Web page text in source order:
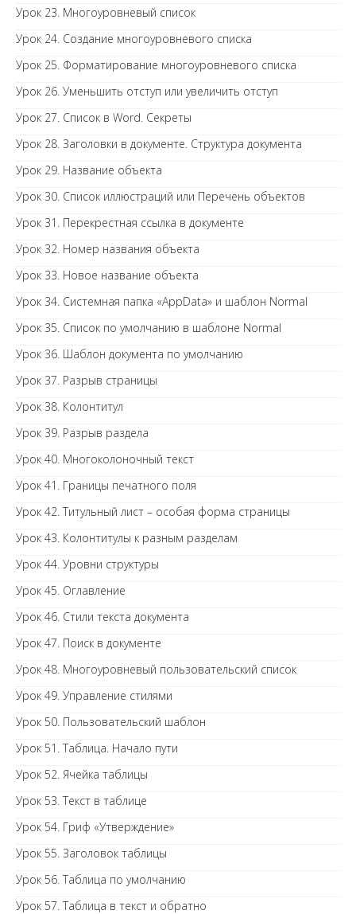
Урок 23. Многоуровневый список
Урок 24. Создание многоуровневого списка
Урок 25. Форматирование многоуровневого списка
Урок 26. Уменьшить отступ или увеличить отступ
Урок 27. Список в Word. Секреты
Урок 28. Заголовки в документе. Структура документа
Урок 29. Название объекта
Урок 30. Список иллюстраций или Перечень объектов
Урок 31. Перекрестная ссылка в документе
Урок 32. Номер названия объекта
Урок 33. Новое название объекта
Урок 34. Системная папка «AppData» и шаблон Normal
Урок 35. Список по умолчанию в шаблоне Normal
Урок 36. Шаблон документа по умолчанию
Урок 37. Разрыв страницы
Урок 38. Колонтитул
Урок 39. Разрыв раздела
Урок 40. Многоколоночный текст
Урок 41. Границы печатного поля
Урок 42. Титульный лист – особая форма страницы
Урок 43. Колонтитулы к разным разделам
Урок 44. Уровни структуры
Урок 45. Оглавление
Урок 46. Стили текста документа
Урок 47. Поиск в документе
Урок 48. Многоуровневый пользовательский список
Урок 49. Управление стилями
Урок 50. Пользовательский шаблон
Урок 51. Таблица. Начало пути
Урок 52. Ячейка таблицы
Урок 53. Текст в таблице
Урок 54. Гриф «Утверждение»
Урок 55. Заголовок таблицы
Урок 56. Таблица по умолчанию
Урок 57. Таблица в текст и обратно